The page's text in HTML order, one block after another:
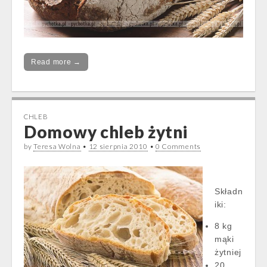
Read more →
CHLEB
Domowy chleb żytni
byTeresa Wolna • 12 sierpnia 2010 • 0 Comments
Składn
iki:
8 kg
mąki
żytniej